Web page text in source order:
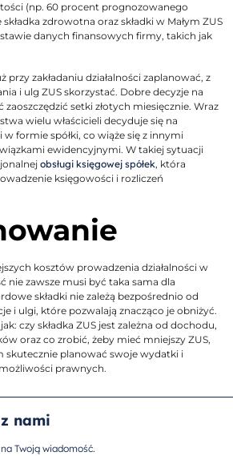
(np. 60 procent prognozowanego
zdrowotna oraz składki w Małym ZUS
danych finansowych firmy, takich jak
przy zakładaniu działalności zaplanować, z
i ulg ZUS skorzystać. Dobre decyzje na
setki złotych miesięcznie. Wraz
wielu właścicieli decyduje się na
w formie spółki, co wiąże się z innymi
ewidencyjnymi. W takiej sytuacji
obsługi księgowej spółek, która
księgowości i rozliczeń
kosztów prowadzenia działalności w
nie zawsze musi być taka sama dla
składki nie zależą bezpośrednio od
i ulgi, które pozwalają znacząco je obniżyć.
czy składka ZUS jest zależna od dochodu,
oraz co zrobić, żeby mieć mniejszy ZUS,
skutecznie planować swoje wydatki i
prawnych.
nami
Twoją wiadomość.